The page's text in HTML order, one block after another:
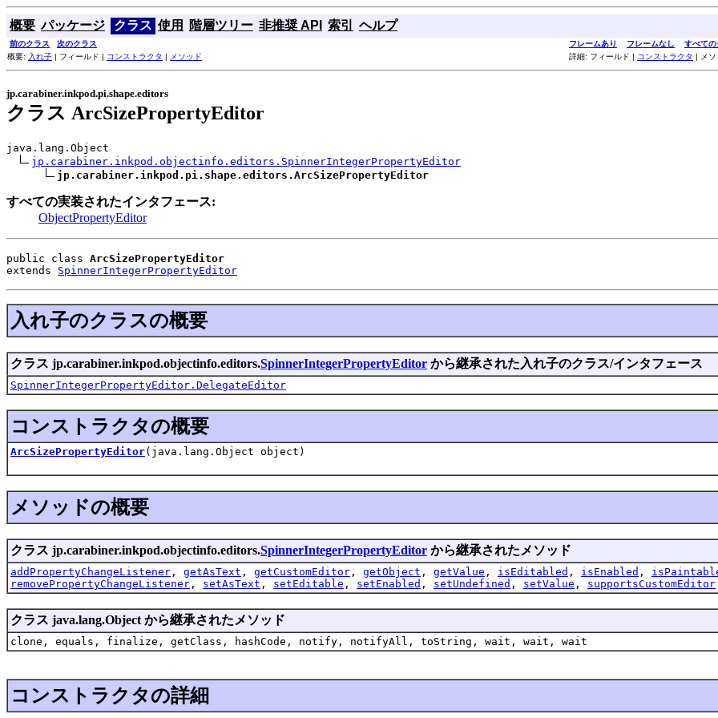
概要 パッケージ クラス 使用 階層ツリー 非推奨 API 索引 ヘルプ
前のクラス 次のクラス フレームあり フレームなし
すべての
概要: 入れ子 | フィールド | コンストラクタ | メソッド 詳細: フィールド | コンストラクタ | メソ
jp.carabiner.inkpod.pi.shape.editors
クラス ArcSizePropertyEditor
java.lang.Object
jp.carabiner.inkpod.objectinfo.editors.SpinnerIntegerPropertyEditor
jp.carabiner.inkpod.pi.shape.editors.ArcSizePropertyEditor
すべての実装されたインタフェース:
ObjectPropertyEditor
public class ArcSizePropertyEditor
extends SpinnerIntegerPropertyEditor
入れ子のクラスの概要
クラス jp.carabiner.inkpod.objectinfo.editors.SpinnerIntegerPropertyEditor から継承された入れ子のクラス/インタフェース
SpinnerIntegerPropertyEditor.DelegateEditor
コンストラクタの概要
ArcSizePropertyEditor(java.lang.Object object)
メソッドの概要
クラス jp.carabiner.inkpod.objectinfo.editors.SpinnerIntegerPropertyEditor から継承されたメソッド
addPropertyChangeListener , getAsText , getCustomEditor , getObject , getValue , isEditabled , isEnabled ,
removePropertyChangeListener , setAsText , setEditable , setEnabled , setUndefined , setValue , supportsCustomEditor
クラス java.lang.Object から継承されたメソッド
clone, equals, finalize, getClass, hashCode, notify, notifyAll, toString, wait, wait, wait
コンストラクタの詳細